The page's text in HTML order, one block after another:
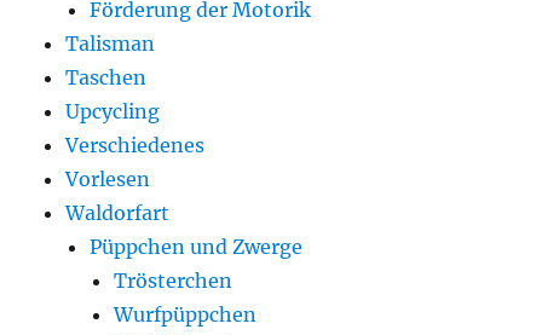
Förderung der Motorik
Talisman
Taschen
Upcycling
Verschiedenes
Vorlesen
Waldorfart
Püppchen und Zwerge
Trösterchen
Wurfpüppchen